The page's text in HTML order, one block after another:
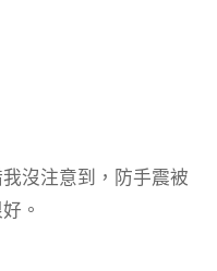
沒注意到，防手震被
。